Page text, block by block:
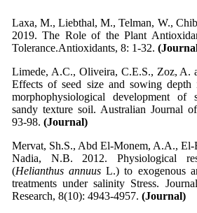
Laxa, M., Liebthal, M., Telman, W.,
2019. The Role of the Plant
Tolerance.Antioxidants, 8: 1-32.
Limede, A.C., Oliveira, C.E.S., Zoz, A.
Effects of seed size and sowing depth
morphophysiological development of
sandy texture soil. Australian Journal
93-98. (Journal)
Mervat, Sh.S., Abd El-Monem, A.A., El-
Nadia, N.B. 2012. Physiological
(Helianthus annuus L.) to exogenous
treatments under salinity Stress.
Research, 8(10): 4943-4957. (Journal)